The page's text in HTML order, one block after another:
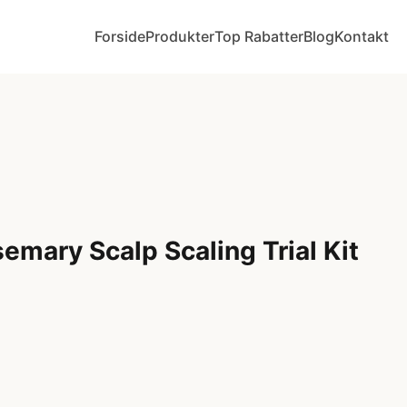
ForsideProdukterTop RabatterBlogKontakt
Scalp Scaling Trial Kit